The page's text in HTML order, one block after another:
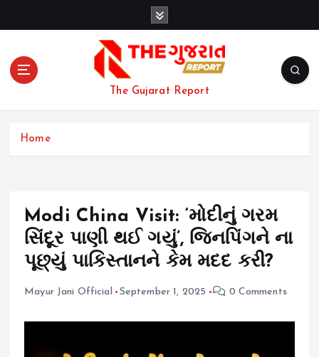
The Gujarat Report
Home
Modi China Visit: ‘મોદીનું ગરમ
સિંદૂર પાણી થઈ ગયું’, જિનપિંગને ના
પૂછ્યું પાકિસ્તાનને કેમ મદદ કરી?
Mayur Jani Official September 1, 2025 0 Comments